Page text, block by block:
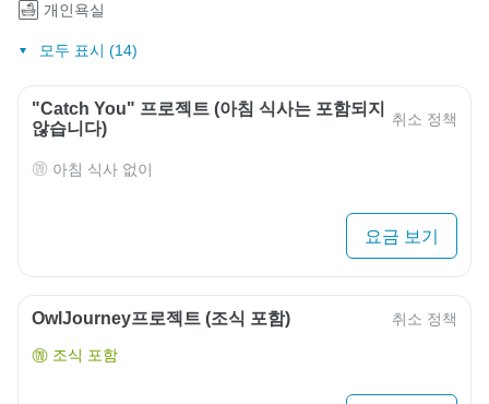
개인욕실
모두 표시 (14)
"Catch You" 프로젝트 (아침 식사는 포함되지
않습니다)
취소 정책
아침 식사 없이
요금 보기
OwlJourney프로젝트 (조식 포함) 취소 정책
조식 포함